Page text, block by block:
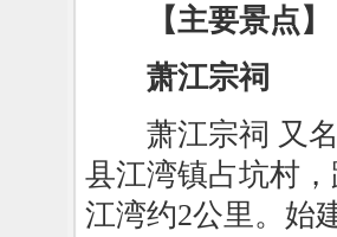
【主要景点】
萧江宗祠
萧江宗祠 又名
县江湾镇占坑村
江湾约2公里。始